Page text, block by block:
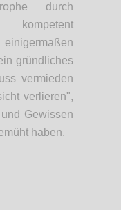
durch
gründliches
vermieden
verlieren",
Gewissen
haben.